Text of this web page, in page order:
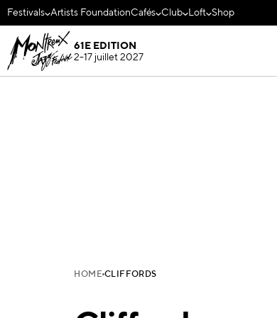
Festivals Artists FoundationCafés Club Loft Shop
61E EDITION
2-17 juillet 2027
HOME CLIFFORDS